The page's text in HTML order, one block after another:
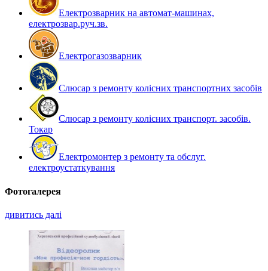
Електрозварник на автомат-машинах,
електрозвар.руч.зв.
Електрогазозварник
Слюсар з ремонту колісних транспортних засобів
Слюсар з ремонту колісних транспорт. засобів.
Токар
Електромонтер з ремонту та обслуг.
електроустаткування
Фотогалерея
дивитись далі